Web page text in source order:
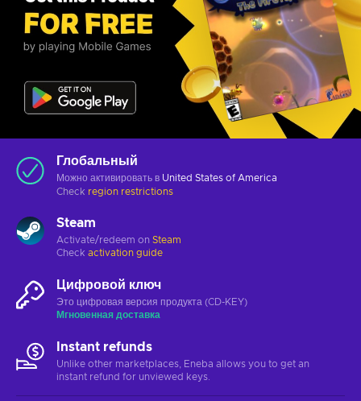
Глобальный
Можно активировать в United States of America
Check region restrictions
Steam
Activate/redeem on Steam
Check activation guide
Цифровой ключ
Это цифровая версия продукта (CD-KEY)
Мгновенная доставка
Instant refunds
Unlike other marketplaces, Eneba allows you to get an
instant refund for unviewed keys.